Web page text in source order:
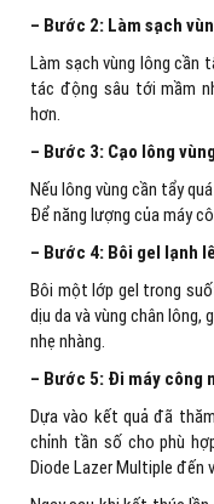
– Bước 2: Làm sạch
Làm sạch vùng lông cần
tác động sâu tới mầm
hơn.
– Bước 3: Cạo lông
Nếu lông vùng cần tẩy
Để năng lượng của máy
– Bước 4: Bôi gel lạnh
Bôi một lớp gel trong
dịu da và vùng chân
nhẹ nhàng.
– Bước 5: Đi máy công
Dựa vào kết quả đã
chỉnh tần số cho phù
Diode Lazer Multiple đến